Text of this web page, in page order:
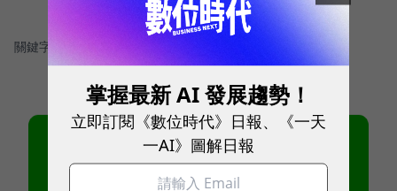
關鍵字： ＃智慧家電
掌握最新 AI 發展趨勢！
立即訂閱《數位時代》日報、《一天
一AI》圖解日報